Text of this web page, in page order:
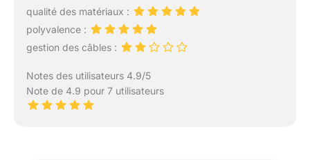
qualité des matériaux :
polyvalence :
gestion des câbles :
Notes des utilisateurs 4.9/5
Note de 4.9 pour 7 utilisateurs